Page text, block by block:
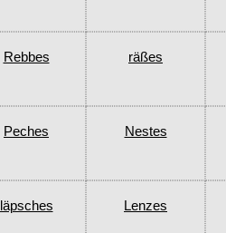
Rebbes räßes
Peches Nestes
läpsches Lenzes